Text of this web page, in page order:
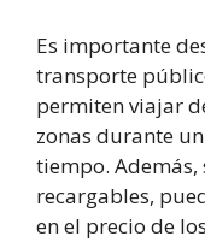
Es importante
transporte
permiten viajar
zonas durante
tiempo.
recargables,
en el precio de